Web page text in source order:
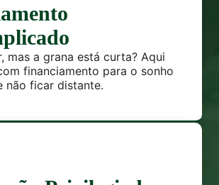
mas a grana está curta? Aqui
financiamento para o sonho
não ficar distante.